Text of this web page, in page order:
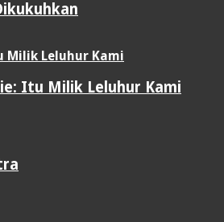
Itu Milik Leluhur Kami